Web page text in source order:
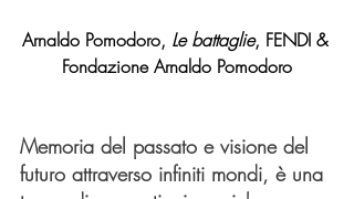
Arnaldo Pomodoro, Le battaglie, FENDI &
Fondazione Arnaldo Pomodoro
Memoria del passato e visione del
futuro attraverso infiniti mondi, è una